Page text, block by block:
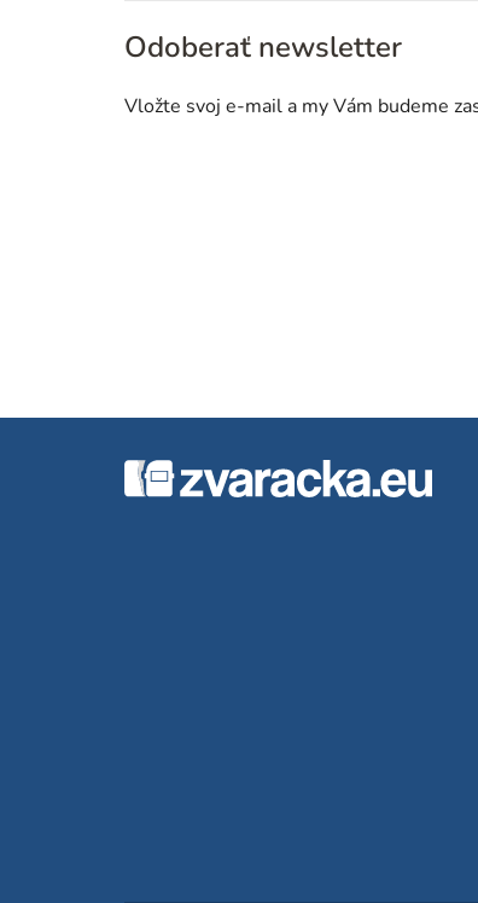
Odoberať newsletter
Vložte svoj e-mail a my Vám budeme